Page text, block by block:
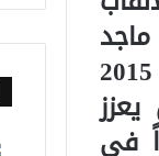
بن عبدالعزيز محافظ جدة في افتتاح معرض شباب وشابات الأعمال 2015
في